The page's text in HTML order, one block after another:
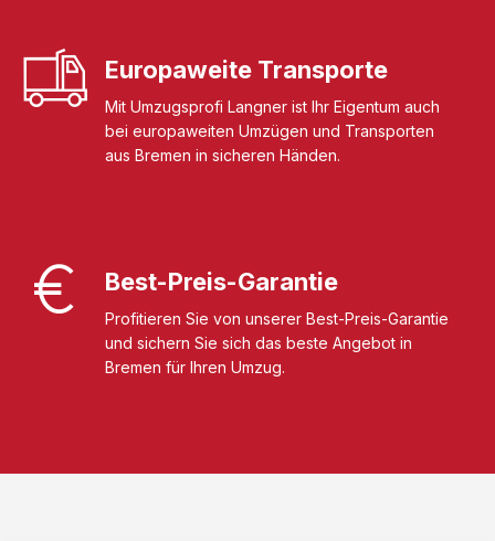
Europaweite Transporte
Mit Umzugsprofi Langner ist Ihr Eigentum auch
bei europaweiten Umzügen und Transporten
aus Bremen in sicheren Händen.
Best-Preis-Garantie
Profitieren Sie von unserer Best-Preis-Garantie
und sichern Sie sich das beste Angebot in
Bremen für Ihren Umzug.